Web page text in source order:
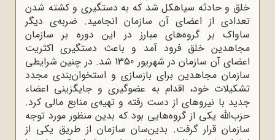
خلق و حادثه سیاهکل شد که به دستگیری و کشته شدن
تعدادی از اعضای آن سازمان انجامید. ضربه‌ی دیگر
ساواک بر گروه‌های مبارز در این دوره بر سازمان
مجاهدین خلق فرود آمد و باعث دستگیری اکثریت
اعضای آن سازمان در شهریور 1350 شد. در چنین شرایطی
سازمان مجاهدین برای بازسازی و استخوان‌بندی مجدد
تشکیلات خود، اقدام به عضوگیری و جایگزینی اعضاء
جدید با نیروهای از دست رفته و تهیه‌ی منابع مالی کرد.
حزب‌الله یکی از گروه‌هایی بود که بدین منظور مورد توجه
سازمان قرار گرفت. بدین‌سان سازمان از طریق یکی از